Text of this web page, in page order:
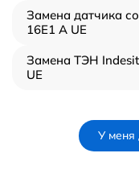
Замена датчика
16Е1 А UE
Замена ТЭН
UE
У меня